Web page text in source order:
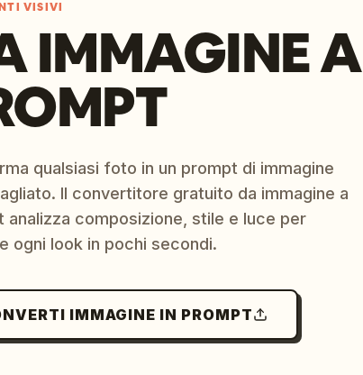
VISIVI
IMMAGINE A
qualsiasi foto in un prompt di immagine
Il convertitore gratuito da immagine a
analizza composizione, stile e luce per
ogni look in pochi secondi.
IMMAGINE IN PROMPT